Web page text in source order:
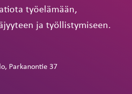
työelämään,
ja työllistymiseen.
Parkanontie 37